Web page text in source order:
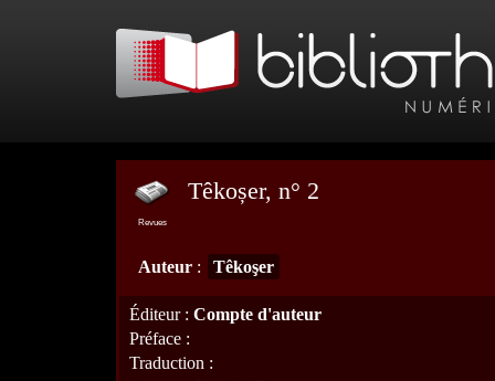
Revues
Têkoșer, n° 2
Auteur : Têkoşer
Éditeur: Compte d'auteur
Préface :
Traduction :